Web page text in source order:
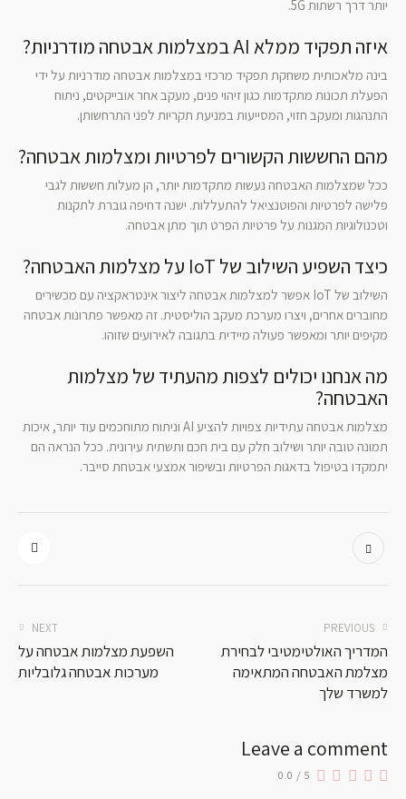
יותר דרך רשתות 5G.
איזה תפקיד ממלא AI במצלמות אבטחה מודרניות?
בינה מלאכותית משחקת תפקיד מרכזי במצלמות אבטחה מודרניות על ידי
הפעלת תכונות מתקדמות כגון זיהוי פנים, מעקב אחר אובייקטים, ניתוח
התנהגות ומעקב חזוי, המסייעות במניעת תקריות לפני התרחשותן.
מהם החששות הקשורים לפרטיות ומצלמות אבטחה?
ככל שמצלמות האבטחה נעשות מתקדמות יותר, הן מעלות חששות לגבי
פלישה לפרטיות והפוטנציאל להתעללות. ישנה דחיפה גוברת לתקנות
וטכנולוגיות המגנות על פרטיות הפרט תוך מתן אבטחה.
כיצד השפיע השילוב של IoT על מצלמות האבטחה?
השילוב של IoT אפשר למצלמות אבטחה ליצור אינטראקציה עם מכשירים
מחוברים אחרים, ויצרו מערכת מעקב הוליסטית. זה מאפשר פתרונות אבטחה
מקיפים יותר ומאפשר פעולה מיידית בתגובה לאירועים שזוהו.
מה אנחנו יכולים לצפות מהעתיד של מצלמות
האבטחה?
מצלמות אבטחה עתידיות צפויות להציע AI וניתוח מתוחכמים עוד יותר, איכות
תמונה טובה יותר ושילוב חלק עם בית חכם ותשתית עירונית. ככל הנראה הם
יתמקדו בטיפול בדאגות הפרטיות ובשיפור אמצעי אבטחת סייבר.
PREVIOUS
המדריך האולטימטיבי לבחירת
מצלמת האבטחה המתאימה
למשרד שלך
NEXT
השפעת מצלמות אבטחה על
מערכות אבטחה גלובליות
Leave a comment
0.0 / 5